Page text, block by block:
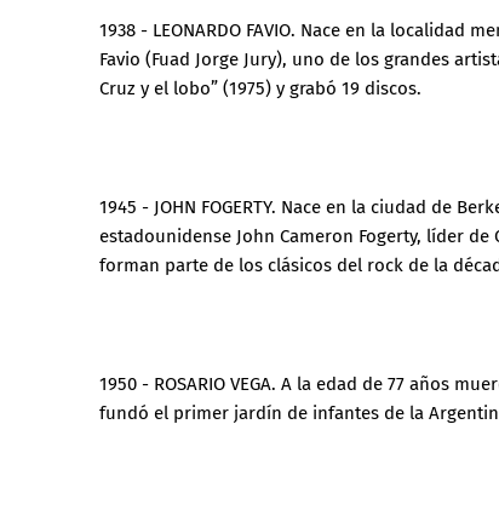
1938 - LEONARDO FAVIO. Nace en la localidad
Favio (Fuad Jorge Jury), uno de los grandes
Cruz y el lobo” (1975) y grabó 19 discos.
1945 - JOHN FOGERTY. Nace en la ciudad de
estadounidense John Cameron Fogerty, líder
forman parte de los clásicos del rock de la
1950 - ROSARIO VEGA. A la edad de 77 años
fundó el primer jardín de infantes de la